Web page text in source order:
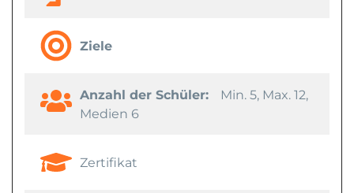
Ziele
Anzahl der Schüler:
Min. 5, Max. 12,
Medien 6
Zertifikat